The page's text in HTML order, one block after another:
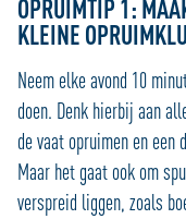
OPRUIMTIP 1:
KLEINE
Neem elke avond 10
doen. Denk hierbij aan
de vaat opruimen en een
Maar het gaat ook om
verspreid liggen, zoals